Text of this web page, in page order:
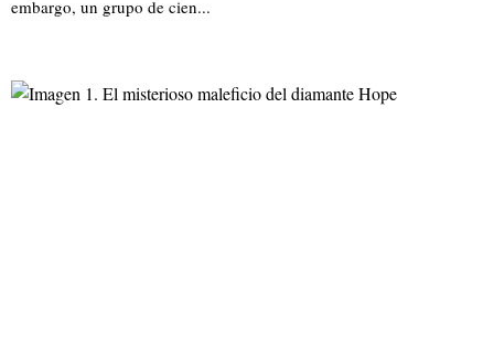
embargo, un grupo de cien...